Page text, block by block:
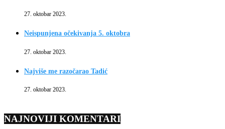
27. oktobar 2023.
Neispunjena očekivanja 5. oktobra
27. oktobar 2023.
Najviše me razočarao Tadić
27. oktobar 2023.
NAJNOVIJI KOMENTARI